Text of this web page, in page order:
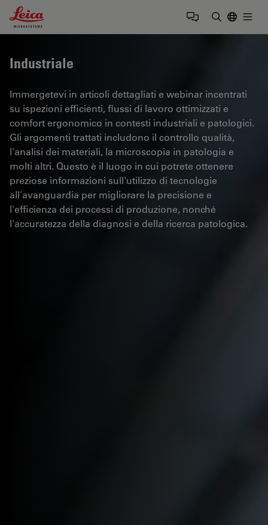
Leica Microsystems Logo
Industriale
Immergetevi in articoli dettagliati e webinar incentrati
su ispezioni efficienti, flussi di lavoro ottimizzati e
comfort ergonomico in contesti industriali e patologici.
Gli argomenti trattati includono il controllo qualità,
l'analisi dei materiali, la microscopia in patologia e
molti altri. Questo è il luogo in cui potrete ottenere
preziose informazioni sull'utilizzo di tecnologie
all'avanguardia per migliorare la precisione e
l'efficienza dei processi di produzione, nonché
l'accuratezza della diagnosi e della ricerca patologica.